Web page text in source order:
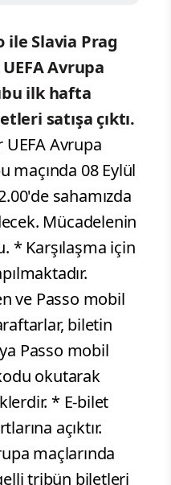
ile Slavia Prag
Avrupa
ilk hafta
satışa çıktı.
Avrupa
maçında 08 Eylül
sahamızda
Mücadelenin
* Karşılaşma için
ve Passo mobil
biletin
Passo mobil
okutarak
* E-bilet
açıktır.
maçlarında
tribün biletleri